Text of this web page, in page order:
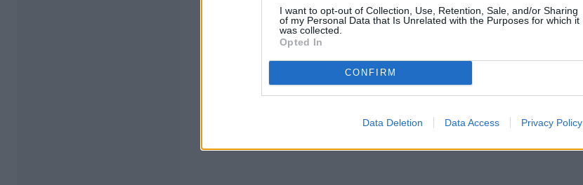
I want to opt-out of Collection, Use, Retention, Sale, and/or Sharing
of my Personal Data that Is Unrelated with the Purposes for which it
was collected.
Opted In
CONFIRM
Data Deletion Data Access Privacy Policy